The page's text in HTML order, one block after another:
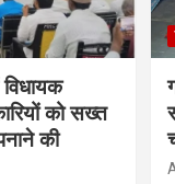
को सख्त
की